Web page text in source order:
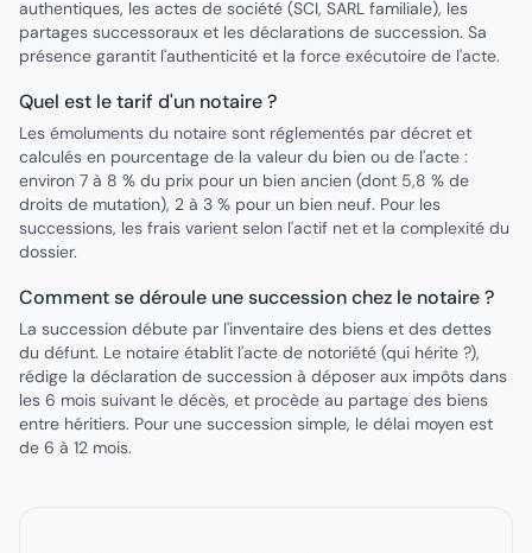
authentiques, les actes de société (SCI, SARL familiale), les
partages successoraux et les déclarations de succession. Sa
présence garantit l'authenticité et la force exécutoire de l'acte.
Quel est le tarif d'un notaire ?
Les émoluments du notaire sont réglementés par décret et
calculés en pourcentage de la valeur du bien ou de l'acte :
environ 7 à 8 % du prix pour un bien ancien (dont 5,8 % de
droits de mutation), 2 à 3 % pour un bien neuf. Pour les
successions, les frais varient selon l'actif net et la complexité du
dossier.
Comment se déroule une succession chez le notaire ?
La succession débute par l'inventaire des biens et des dettes
du défunt. Le notaire établit l'acte de notoriété (qui hérite ?),
rédige la déclaration de succession à déposer aux impôts dans
les 6 mois suivant le décès, et procède au partage des biens
entre héritiers. Pour une succession simple, le délai moyen est
de 6 à 12 mois.